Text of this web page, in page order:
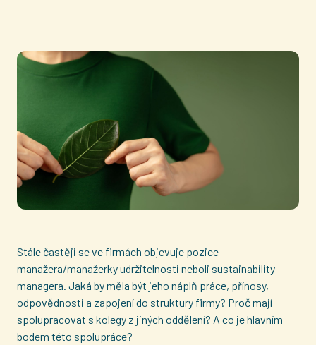
Stále častěji se ve firmách objevuje pozice
manažera/manažerky udržitelnosti neboli sustainability
managera. Jaká by měla být jeho náplň práce, přínosy,
odpovědnosti a zapojení do struktury firmy? Proč mají
spolupracovat s kolegy z jiných oddělení? A co je hlavním
bodem této spolupráce?